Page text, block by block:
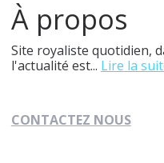
À propos
Site royaliste quotidien,
l'actualité est... Lire la
CONTACTEZ NOUS